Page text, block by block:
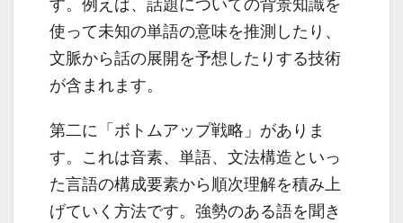
す。例えば、話題についての背景知識を
使って未知の単語の意味を推測したり、
文脈から話の展開を予想したりする技術
が含まれます。
第二に「ボトムアップ戦略」がありま
す。これは音素、単語、文法構造といっ
た言語の構成要素から順次理解を積み上
げていく方法です。強勢のある語を聞き